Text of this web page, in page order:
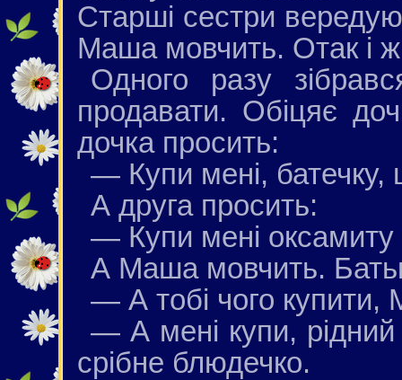
Старші сестри
Маша мовчить. Отак і
Одного разу
продавати. Обіцяє
дочка просить:
— Купи мені,
А друга просить:
— Купи мені оксамиту
А Маша мовчить.
— А тобі чого купити,
— А мені купи, рідний
срібне блюдечко.